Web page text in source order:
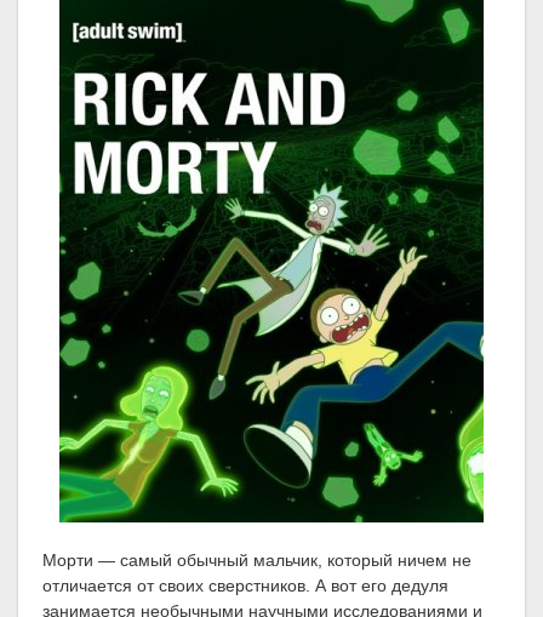
Морти — самый обычный мальчик, который ничем не
отличается от своих сверстников. А вот его дедуля
занимается необычными научными исследованиями и